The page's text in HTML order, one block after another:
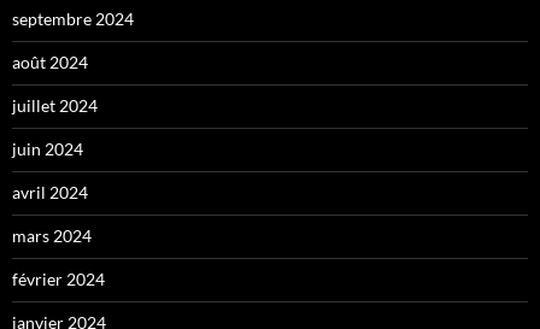
septembre 2024
août 2024
juillet 2024
juin 2024
avril 2024
mars 2024
février 2024
janvier 2024